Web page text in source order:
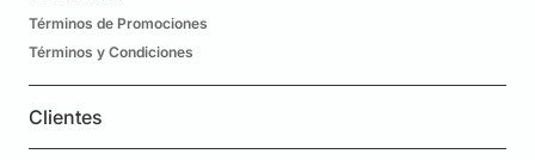
Términos de Promociones
Términos y Condiciones
Clientes